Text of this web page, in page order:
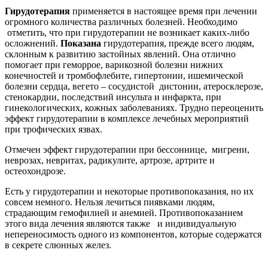
Гирудотерапия применяется в настоящее время при лечении
огромного количества различных болезней. Необходимо
отметить, что при гирудотерапии не возникает каких-либо
осложнений. Показана гирудотерапия, прежде всего людям,
склонным к развитию застойных явлений. Она отлично
помогает при геморрое, варикозной болезни нижних
конечностей и тромбофлебите, гипертонии, ишемической
болезни сердца, вегето – сосудистой дистонии, атеросклерозе,
стенокардии, последствий инсульта и инфаркта, при
гинекологических, кожных заболеваниях. Трудно переоценить
эффект гирудотерапии в комплексе лечебных мероприятий
при трофических язвах.
Отмечен эффект гирудотерапии при бессоннице, мигрени,
неврозах, невритах, радикулите, артрозе, артрите и
остеохондрозе.
Есть у гирудотерапии и некоторые противопоказания, но их
совсем немного. Нельзя лечиться пиявками людям,
страдающим гемофилией и анемией. Противопоказанием
этого вида лечения являются также и индивидуальную
непереносимость одного из компонентов, которые содержатся
в секрете слюнных желез.